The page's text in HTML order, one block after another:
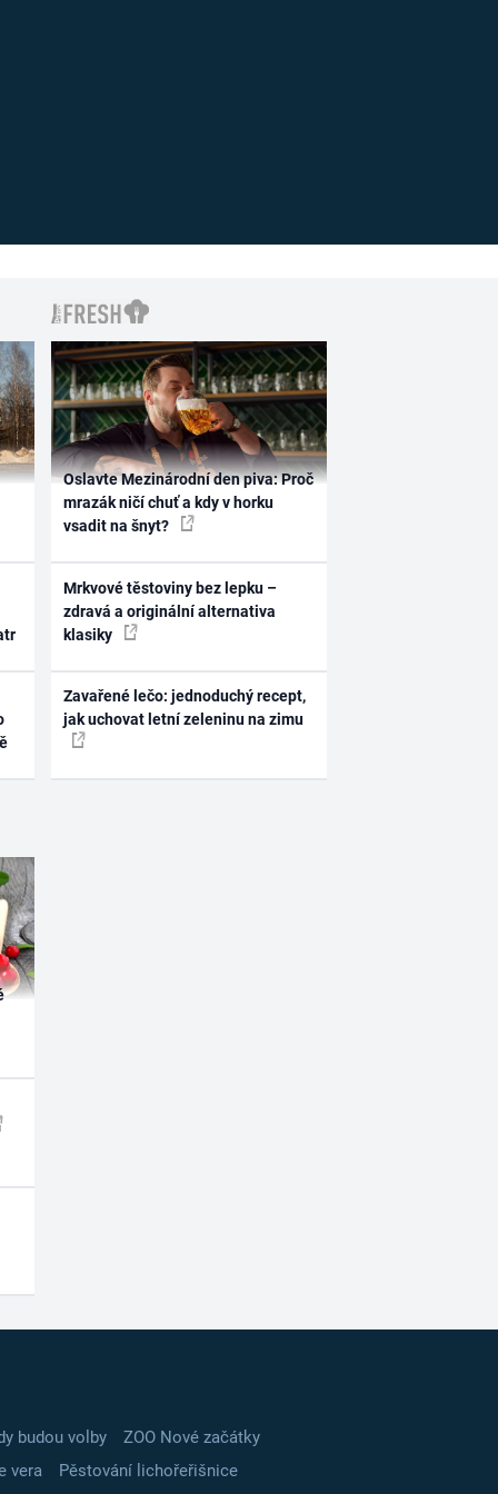
Oslavte Mezinárodní den piva: Proč
mrazák ničí chuť a kdy v horku
vsadit na šnyt?
Mrkvové těstoviny bez lepku –
zdravá a originální alternativa
klasiky
Zavařené lečo: jednoduchý recept,
jak uchovat letní zeleninu na zimu
budou volby
ZOO Nové začátky
vera
Pěstování lichořeřišnice